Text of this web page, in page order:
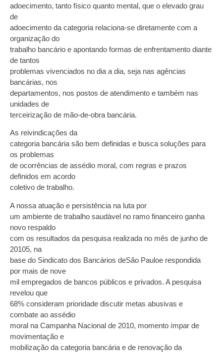
adoecimento, tanto físico quanto mental, que o elevado grau
de
adoecimento da categoria relaciona-se diretamente com a
organização do
trabalho bancário e apontando formas de enfrentamento diante
de tantos
problemas vivenciados no dia a dia, seja nas agências
bancárias, nos
departamentos, nos postos de atendimento e também nas
unidades de
terceirização de mão-de-obra bancária.
As reivindicações da
categoria bancária são bem definidas e busca soluções para
os problemas
de ocorrências de assédio moral, com regras e prazos
definidos em acordo
coletivo de trabalho.
A nossa atuação e persistência na luta por
um ambiente de trabalho saudável no ramo financeiro ganha
novo respaldo
com os resultados da pesquisa realizada no mês de junho de
20105, na
base do Sindicato dos Bancários deSão Pauloe respondida
por mais de nove
mil empregados de bancos públicos e privados. A pesquisa
revelou que
68% consideram prioridade discutir metas abusivas e
combate ao assédio
moral na Campanha Nacional de 2010, momento ímpar de
movimentação e
mobilização da categoria bancária e de renovação da